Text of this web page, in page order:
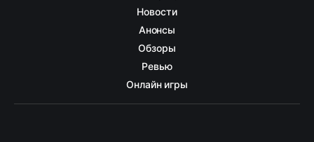
Новости
Анонсы
Обзоры
Ревью
Онлайн игры